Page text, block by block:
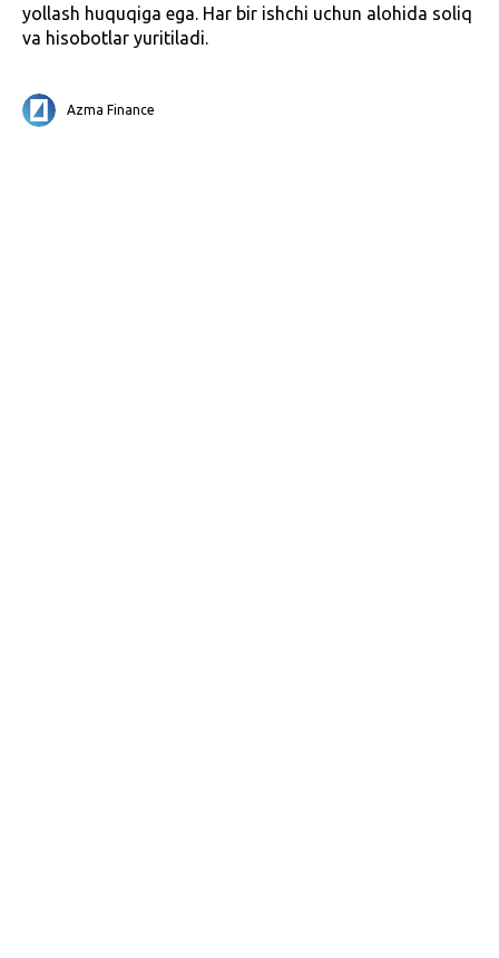
yollash huquqiga ega. Har bir ishchi uchun alohida soliq
va hisobotlar yuritiladi.
Azma Finance